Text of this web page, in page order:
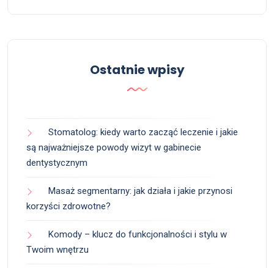
Ostatnie wpisy
Stomatolog: kiedy warto zacząć leczenie i jakie
są najważniejsze powody wizyt w gabinecie
dentystycznym
Masaż segmentarny: jak działa i jakie przynosi
korzyści zdrowotne?
Komody – klucz do funkcjonalności i stylu w
Twoim wnętrzu